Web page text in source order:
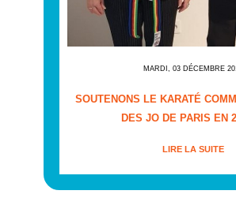
MARDI, 03 DÉCEMBRE
SOUTENONS LE KARATÉ
DES JO DE PARIS EN
LIRE LA SUITE